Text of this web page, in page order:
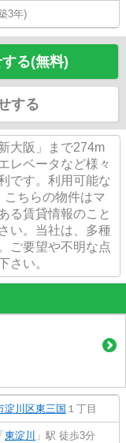
3年)
る(無料)
する
大阪」まで274m
レベータなど様々
です。利用可能な
ちらの物件はマ
る賃貸情報のこと
い。当社は、多種
ご要望や不明な点
さい。
淀川区東三国 １丁目
「 東淀川 」駅 徒歩3分